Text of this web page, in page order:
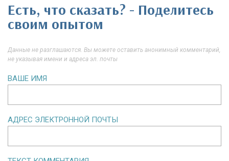
Есть, что сказать? - Поделитесь
своим опытом
Данные не разглашаются. Вы можете оставить анонимный комментарий,
не указывая имени и адреса эл. почты
ВАШЕ ИМЯ
АДРЕС ЭЛЕКТРОННОЙ ПОЧТЫ